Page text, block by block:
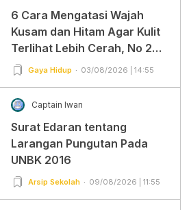
6 Cara Mengatasi Wajah
Kusam dan Hitam Agar Kulit
Terlihat Lebih Cerah, No 2
Gampang Banget dan Mudah
Gaya Hidup 03/08/2026 | 14:55
Captain Iwan
Surat Edaran tentang
Larangan Pungutan Pada
UNBK 2016
Arsip Sekolah 09/08/2026 | 11:55